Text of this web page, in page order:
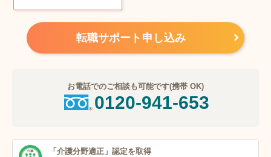
転職サポート申し込み
お電話でのご相談も可能です(携帯 OK)
0120-941-653
「介護分野適正」 認定を取得